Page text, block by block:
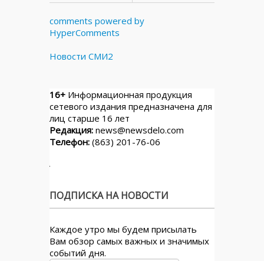
comments powered by
HyperComments
Новости СМИ2
16+ Информационная продукция
сетевого издания предназначена для
лиц старше 16 лет
Редакция: news@newsdelo.com
Телефон: (863) 201-76-06
ПОДПИСКА НА НОВОСТИ
Каждое утро мы будем присылать
Вам обзор самых важных и значимых
событий дня.